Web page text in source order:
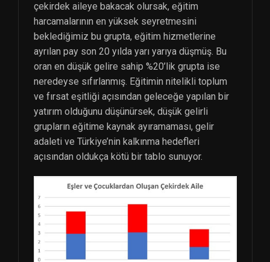
çekirdek aileye bakacak olursak, eğitim
harcamalarının en yüksek seyretmesini
beklediğimiz bu grupta, eğitim hizmetlerine
ayrılan pay son 20 yılda yarı yarıya düşmüş. Bu
oran en düşük gelire sahip %20’lik grupta ise
neredeyse sıfırlanmış. Eğitimin nitelikli toplum
ve fırsat eşitliği açısından geleceğe yapılan bir
yatırım olduğunu düşünürsek, düşük gelirli
grupların eğitime kaynak ayıramaması, gelir
adaleti ve Türkiye’nin kalkınma hedefleri
açısından oldukça kötü bir tablo sunuyor.